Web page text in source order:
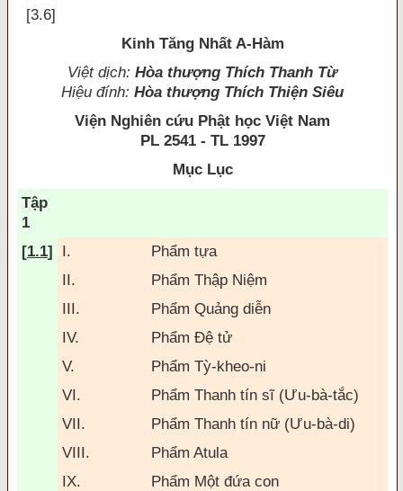
[3.6]
Kinh Tăng Nhất A-Hàm
Việt dịch: Hòa thượng Thích Thanh Từ
Hiệu đính: Hòa thượng Thích Thiện Siêu
Viện Nghiên cứu Phật học Việt Nam
PL 2541 - TL 1997
Mục Lục
Tập
1
[1.1] I.
Phẩm tựa
II.
Phẩm Thập Niệm
III.
Phẩm Quảng diễn
IV.
Phẩm Ðệ tử
V.
Phẩm Tỳ-kheo-ni
VI.
Phẩm Thanh tín sĩ (Ưu-bà-tắc)
VII.
Phẩm Thanh tín nữ (Ưu-bà-di)
VIII.
Phẩm Atula
IX.
Phẩm Một đứa con